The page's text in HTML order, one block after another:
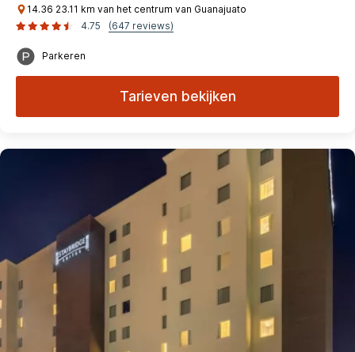
14.36 23.11 km van het centrum van Guanajuato
4.75
(647 reviews)
Parkeren
Tarieven bekijken